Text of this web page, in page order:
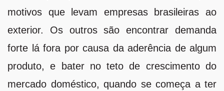
motivos que levam empresas brasileiras ao
exterior. Os outros são encontrar demanda
forte lá fora por causa da aderência de algum
produto, e bater no teto de crescimento do
mercado doméstico, quando se começa a ter